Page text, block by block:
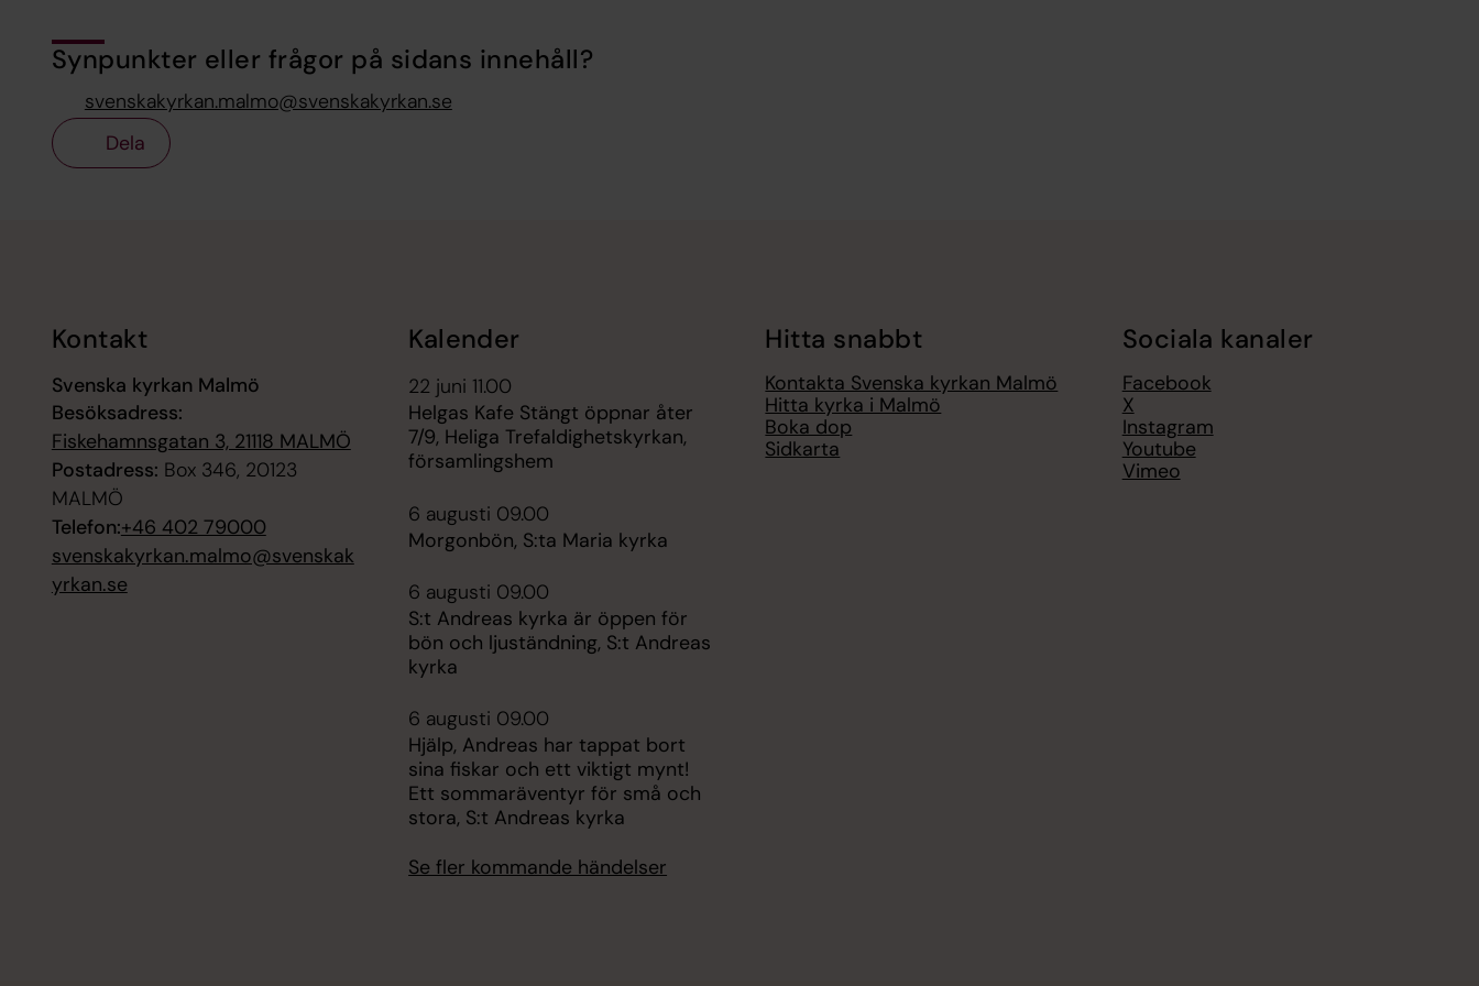
Synpunkter eller frågor på sidans innehåll?
svenskakyrkan.malmo@svenskakyrkan.se
Dela
Kontakt
Svenska kyrkan Malmö
Besöksadress:
Fiskehamnsgatan 3, 21118 MALMÖ
Postadress: Box 346, 20123
MALMÖ
Telefon:+46 402 79000
svenskakyrkan.malmo@svenskak
yrkan.se
Kalender
22 juni 11.00
Helgas Kafe Stängt öppnar åter
7/9, Heliga Trefaldighetskyrkan,
församlingshem
6 augusti 09.00
Morgonbön, S:ta Maria kyrka
6 augusti 09.00
S:t Andreas kyrka är öppen för
bön och ljuständning, S:t Andreas
kyrka
6 augusti 09.00
Hjälp, Andreas har tappat bort
sina fiskar och ett viktigt mynt!
Ett sommaräventyr för små och
stora, S:t Andreas kyrka
Se fler kommande händelser
Hitta snabbt
Kontakta Svenska kyrkan Malmö
Hitta kyrka i Malmö
Boka dop
Sidkarta
Sociala kanaler
Facebook
X
Instagram
Youtube
Vimeo